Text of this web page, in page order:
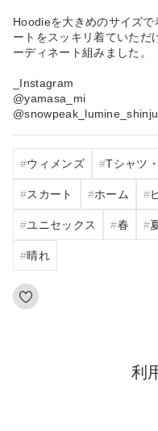
Hoodieを大きめのサイズ
ートをスッキリ着ていただ
ーディネート組みました。
_Instagram
@yamasa_mi
ウィメンズ Tシャツ
スカート ホーム
ユニセックス 春
晴れ
利